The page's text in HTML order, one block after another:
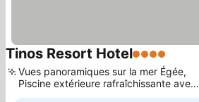
Tinos Resort Hotel4 Étoiles
Vues panoramiques sur la mer Égée,
Piscine extérieure rafraîchissante avec
vue